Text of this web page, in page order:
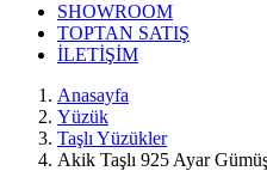
SHOWROOM
TOPTAN SATIŞ
İLETİŞİM
Anasayfa
Yüzük
Taşlı Yüzükler
Akik Taşlı 925 Ayar